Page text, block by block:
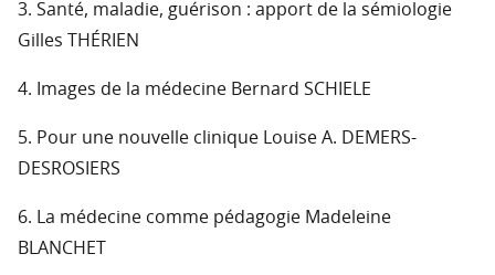
3. Santé, maladie, guérison : apport de la sémiologie
Gilles THÉRIEN
4. Images de la médecine Bernard SCHIELE
5. Pour une nouvelle clinique Louise A. DEMERS-
DESROSIERS
6. La médecine comme pédagogie Madeleine
BLANCHET